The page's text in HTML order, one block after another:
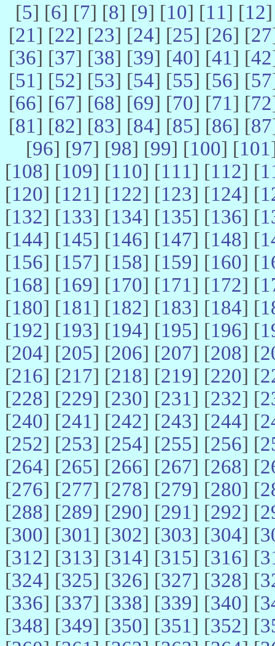
[5] [6] [7] [8] [9] [10] [11] [12
[21] [22] [23] [24] [25] [26] [27
[36] [37] [38] [39] [40] [41] [42
[51] [52] [53] [54] [55] [56] [57
[66] [67] [68] [69] [70] [71] [72
[81] [82] [83] [84] [85] [86] [87
[96] [97] [98] [99] [100] [101
[108] [109] [110] [111] [112] [
[120] [121] [122] [123] [124] [
[132] [133] [134] [135] [136] [
[144] [145] [146] [147] [148] [
[156] [157] [158] [159] [160] [
[168] [169] [170] [171] [172] [
[180] [181] [182] [183] [184] [
[192] [193] [194] [195] [196] [
[204] [205] [206] [207] [208] [
[216] [217] [218] [219] [220] [
[228] [229] [230] [231] [232] [
[240] [241] [242] [243] [244] [
[252] [253] [254] [255] [256] [
[264] [265] [266] [267] [268] [
[276] [277] [278] [279] [280] [
[288] [289] [290] [291] [292] [
[300] [301] [302] [303] [304] [
[312] [313] [314] [315] [316] [
[324] [325] [326] [327] [328] [
[336] [337] [338] [339] [340] [
[348] [349] [350] [351] [352] [